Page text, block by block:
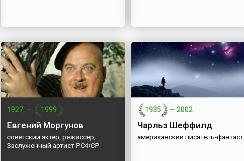
1927 — 1999
Евгений Моргунов
советский актер, режиссер,
Заслуженный артист РСФСР
1935 —2002
Чарльз Шеффилд
американский писатель-фантаст